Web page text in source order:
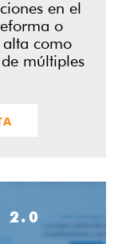
en el
o
como
múltiples
2.0